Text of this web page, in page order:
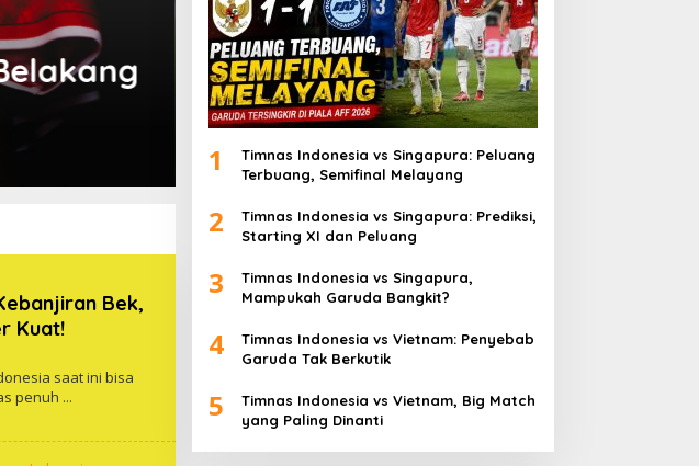
Trio Bek Timnas Indonesia Era John
Bek,
Kuat!
saat ini bisa
penuh
1
Timnas Indonesia vs Singapura: Peluang
Terbuang, Semifinal Melayang
2
Timnas Indonesia vs Singapura: Prediksi,
Starting XI dan Peluang
3
Timnas Indonesia vs Singapura,
Mampukah Garuda Bangkit?
4
Timnas Indonesia vs Vietnam: Penyebab
Garuda Tak Berkutik
5
Timnas Indonesia vs Vietnam, Big Match
yang Paling Dinanti